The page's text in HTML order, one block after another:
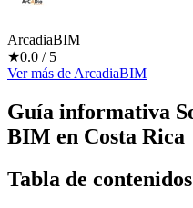
ArcadiaBIM
★0.0 / 5
Ver más de ArcadiaBIM
Guía informativa
BIM en Costa Rica
Tabla de contenidos